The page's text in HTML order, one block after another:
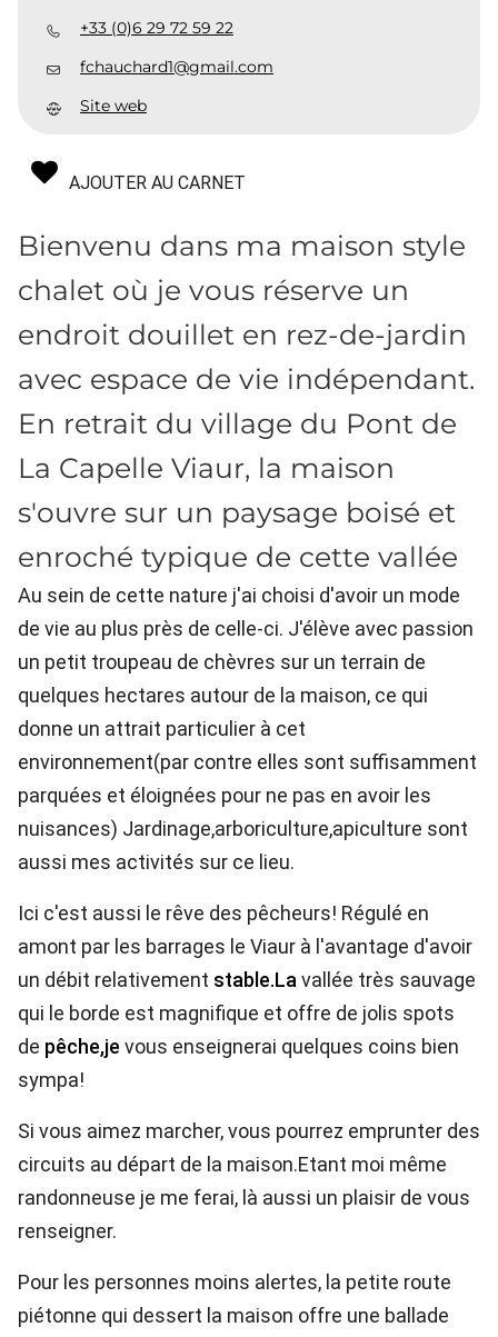
+33 (0)6 29 72 59 22
fchauchard1@gmail.com
Site web
AJOUTER AU CARNET
Bienvenu dans ma maison style
chalet où je vous réserve un
endroit douillet en rez-de-jardin
avec espace de vie indépendant.
En retrait du village du Pont de
La Capelle Viaur, la maison
s'ouvre sur un paysage boisé et
enroché typique de cette vallée
Au sein de cette nature j'ai choisi d'avoir un mode
de vie au plus près de celle-ci. J'élève avec passion
un petit troupeau de chèvres sur un terrain de
quelques hectares autour de la maison, ce qui
donne un attrait particulier à cet
environnement(par contre elles sont suffisamment
parquées et éloignées pour ne pas en avoir les
nuisances) Jardinage,arboriculture,apiculture sont
aussi mes activités sur ce lieu.
Ici c'est aussi le rêve des pêcheurs! Régulé en
amont par les barrages le Viaur à l'avantage d'avoir
un débit relativement stable.La vallée très sauvage
qui le borde est magnifique et offre de jolis spots
de pêche,jevous enseignerai quelques coins bien
sympa!
Si vous aimez marcher, vous pourrez emprunter des
circuits au départ de la maison.Etant moi même
randonneuse je me ferai, là aussi un plaisir de vous
renseigner.
Pour les personnes moins alertes, la petite route
piétonne qui dessert la maison offre une ballade